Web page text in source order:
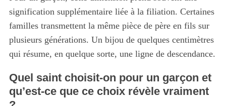
signification supplémentaire liée à la filiation. Certaines
familles transmettent la même pièce de père en fils sur
plusieurs générations. Un bijou de quelques centimètres
qui résume, en quelque sorte, une ligne de descendance.
Quel saint choisit-on pour un garçon et
qu’est-ce que ce choix révèle vraiment